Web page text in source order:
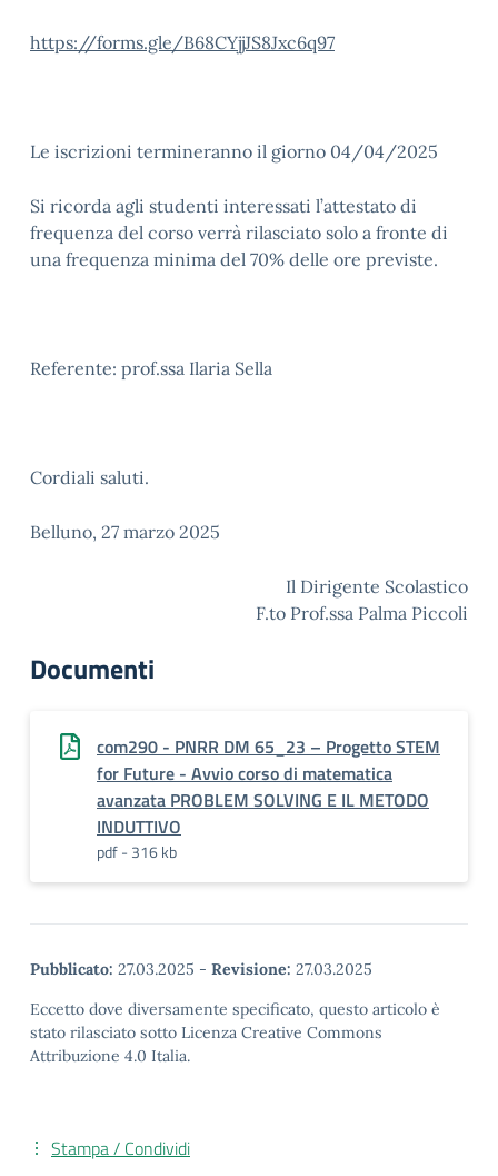
https://forms.gle/B68CYjjJS8Jxc6q97
Le iscrizioni termineranno il giorno 04/04/2025
Si ricorda agli studenti interessati l’attestato di
frequenza del corso verrà rilasciato solo a fronte di
una frequenza minima del 70% delle ore previste.
Referente: prof.ssa Ilaria Sella
Cordiali saluti.
Belluno, 27 marzo 2025
Il Dirigente Scolastico
F.to Prof.ssa Palma Piccoli
Documenti
com290 - PNRR DM 65_23 – Progetto STEM
for Future - Avvio corso di matematica
avanzata PROBLEM SOLVING E IL METODO
INDUTTIVO
pdf - 316 kb
Pubblicato: 27.03.2025 - Revisione: 27.03.2025
Eccetto dove diversamente specificato, questo articolo è
stato rilasciato sotto Licenza Creative Commons
Attribuzione 4.0 Italia.
Stampa / Condividi